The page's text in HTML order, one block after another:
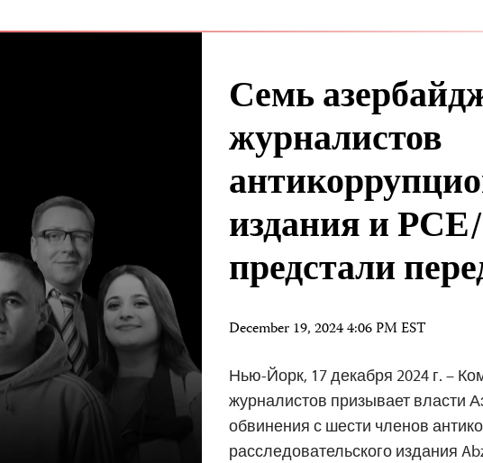
Семь
журналистов
издания и
предстали
December 19, 2024 4:06 PM EST
Нью-Йорк, 17 декабря 2024 г. –
журналистов призывает власти
обвинения с шести членов
расследовательского издания